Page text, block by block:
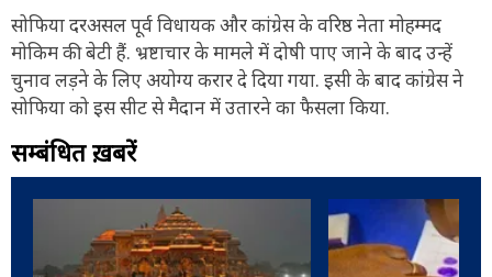
सोफिया दरअसल पूर्व विधायक और कांग्रेस के वरिष्ठ नेता मोहम्मद
मोकिम की बेटी हैं. भ्रष्टाचार के मामले में दोषी पाए जाने के बाद उन्हें
चुनाव लड़ने के लिए अयोग्य करार दे दिया गया. इसी के बाद कांग्रेस ने
सोफिया को इस सीट से मैदान में उतारने का फैसला किया.
सम्बंधित ख़बरें